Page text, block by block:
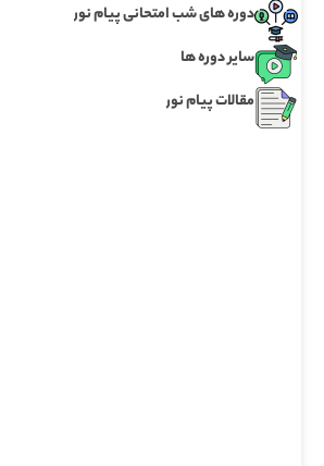
دوره های شب امتحانی پیام نور
سایر دوره ها
مقالات پیام نور